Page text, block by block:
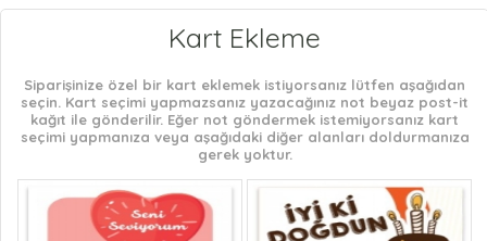
Kart Ekleme
Siparişinize özel bir kart eklemek istiyorsanız lütfen aşağıdan
seçin. Kart seçimi yapmazsanız yazacağınız not beyaz post-it
kağıt ile gönderilir. Eğer not göndermek istemiyorsanız kart
seçimi yapmanıza veya aşağıdaki diğer alanları doldurmanıza
gerek yoktur.